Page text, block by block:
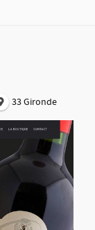
33 Gironde